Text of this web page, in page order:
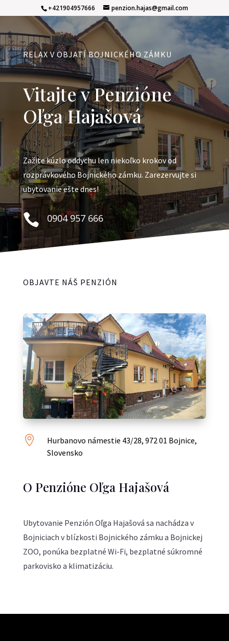
+421904957666 penzion.hajas@gmail.com
RELAX V OBJATÍ BOJNICKÉHO ZÁMKU
Vitajte v Penzióne
Oľga Hajašová
Zažite kúzlo oddychu len niekoľko krokov od
rozprávkového Bojnického zámku. Zarezervujte si
ubytovanie ešte dnes!
 0904 957 666
OBJAVTE NÁŠ PENZIÓN

Hurbanovo námestie 43/28, 972 01 Bojnice,
Slovensko
O Penzióne Oľga Hajašová
Ubytovanie Penzión Oľga Hajašová sa nachádza v
Bojniciach v blízkosti Bojnického zámku a Bojnickej
ZOO, ponúka bezplatné Wi-Fi, bezplatné súkromné
parkovisko a klimatizáciu.